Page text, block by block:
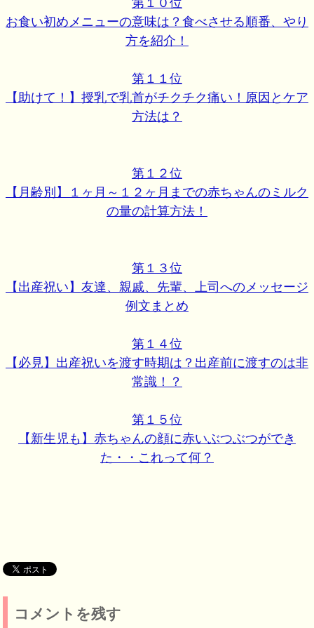
お食い初めメニューの意味は？食べさせる順番、やり
方を紹介！
第１１位
【助けて！】授乳で乳首がチクチク痛い！原因とケア
方法は？
第１２位
【月齢別】１ヶ月～１２ヶ月までの赤ちゃんのミルク
の量の計算方法！
第１３位
【出産祝い】友達、親戚、先輩、上司へのメッセージ
例文まとめ
第１４位
【必見】出産祝いを渡す時期は？出産前に渡すのは非
常識！？
第１５位
【新生児も】赤ちゃんの顔に赤いぶつぶつができ
た・・これって何？
コメントを残す